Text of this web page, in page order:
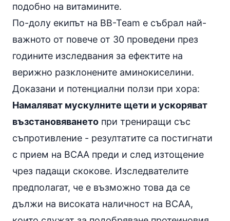
подобно на витамините.
По-долу екипът на BB-Team е събрал най-
важното от повече от 30 проведени през
годините изследвания за ефектите на
верижно разклонените аминокиселини.
Доказани и потенциални ползи при хора:
Намаляват мускулните щети и ускоряват
възстановяването при трениращи със
съпротивление - резултатите са постигнати
с прием на BCAA преди и след изтощение
чрез падащи скокове. Изследвателите
предполагат, че е възможно това да се
дължи на високата наличност на BCAA,